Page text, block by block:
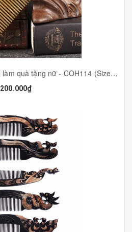
Lược sừng con Công đẹp làm quà tặng nữ - COH114 (Size: XL - 21cm) Chăm sóc tóc - Horn Comb of HAHANCO
200.000₫